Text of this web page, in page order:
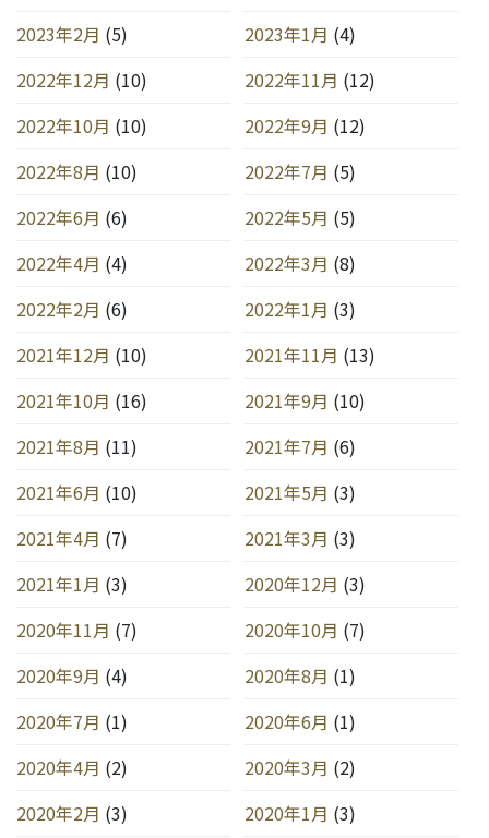
2023年2月 (5) 2023年1月 (4)
2022年12月 (10) 2022年11月 (12)
2022年10月 (10) 2022年9月 (12)
2022年8月 (10) 2022年7月 (5)
2022年6月 (6) 2022年5月 (5)
2022年4月 (4) 2022年3月 (8)
2022年2月 (6) 2022年1月 (3)
2021年12月 (10) 2021年11月 (13)
2021年10月 (16) 2021年9月 (10)
2021年8月 (11) 2021年7月 (6)
2021年6月 (10) 2021年5月 (3)
2021年4月 (7) 2021年3月 (3)
2021年1月 (3) 2020年12月 (3)
2020年11月 (7) 2020年10月 (7)
2020年9月 (4) 2020年8月 (1)
2020年7月 (1) 2020年6月 (1)
2020年4月 (2) 2020年3月 (2)
2020年2月 (3) 2020年1月 (3)